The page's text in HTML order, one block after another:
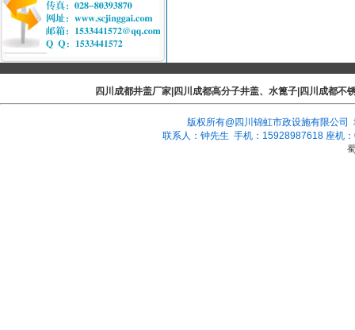
四川成都井盖厂家|四川成都高分子井盖、水篦子|四川成都
版权所有@四川锦虹市政设施有限公
联系人：钟先生 手机：15928987618 座机